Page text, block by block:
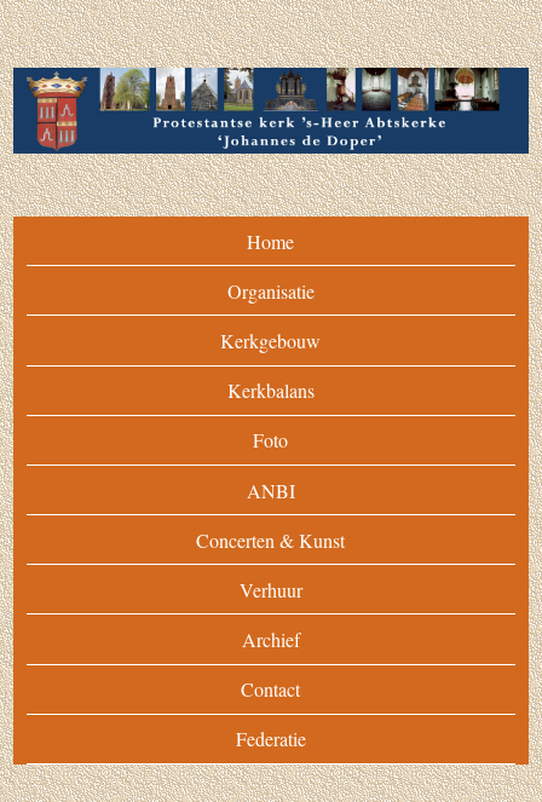
Home
Organisatie
Kerkgebouw
Kerkbalans
Foto
ANBI
Concerten & Kunst
Verhuur
Archief
Contact
Federatie